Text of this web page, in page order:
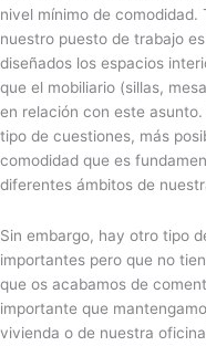
nivel mínimo de
nuestro puesto de trabajo
diseñados los espacios
que el mobiliario (sillas,
en relación con este
tipo de cuestiones, más
comodidad que es
diferentes ámbitos de
Sin embargo, hay otro tipo
importantes pero que no
que os acabamos de
importante que
vivienda o de nuestra